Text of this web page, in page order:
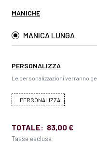
MANICHE
MANICA LUNGA
PERSONALIZZA
Le personalizzazioni verranno
PERSONALIZZA
TOTALE: 83,00 €
Tasse escluse